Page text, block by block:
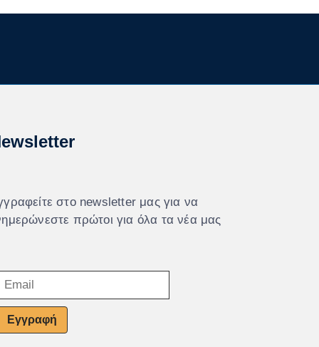
στο newsletter μας για να
πρώτοι για όλα τα νέα μας
Εγγραφή